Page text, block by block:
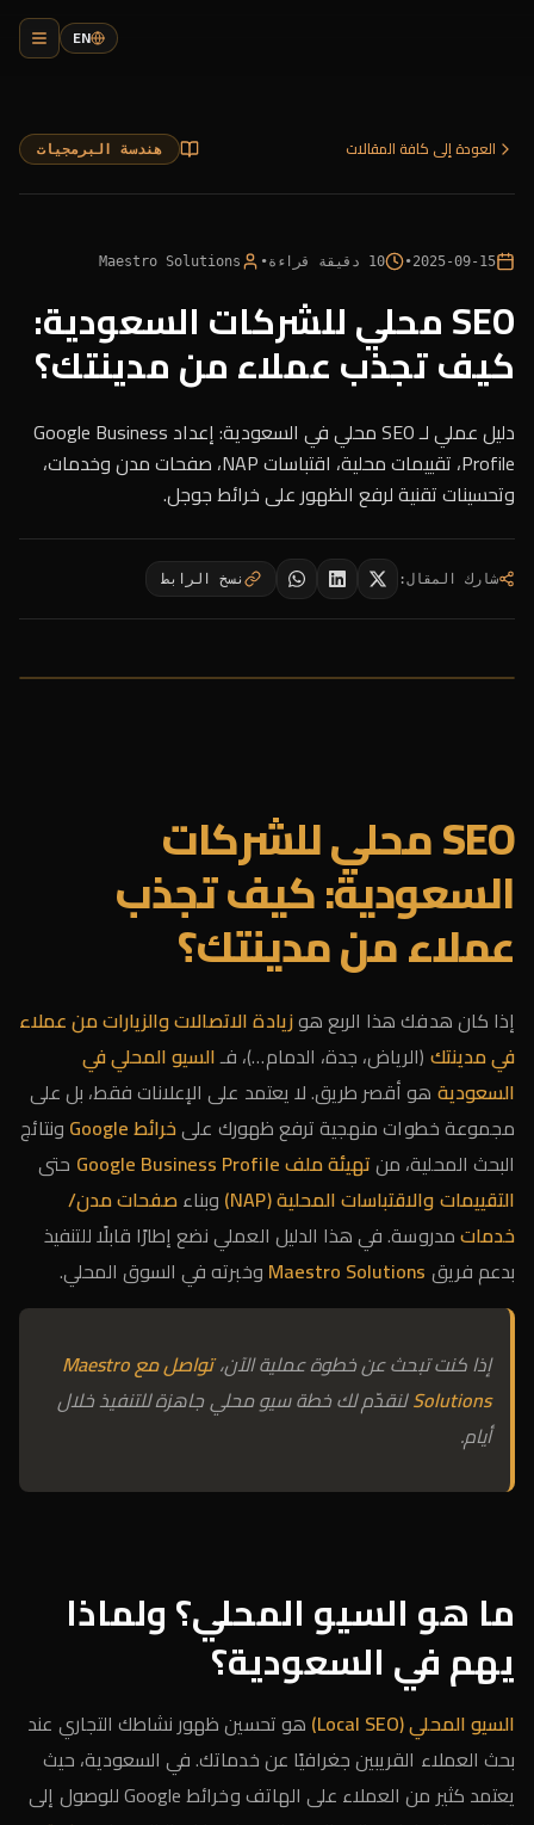
EN
العودة إلى كافة المقالات هندسة البرمجيات
2025-09-15
•
10 دقيقة قراءة•
Maestro Solutions
SEO محلي للشركات السعودية:
كيف تجذب عملاء من مدينتك؟
دليل عملي لـ SEO محلي في السعودية: إعداد Google Business
Profile، تقييمات محلية، اقتباسات NAP، صفحات مدن وخدمات،
وتحسينات تقنية لرفع الظهور على خرائط جوجل.
شارك المقال: نسخ الرابط
SEO محلي للشركات
السعودية: كيف تجذب
عملاء من مدينتك؟
إذا كان هدفك هذا الربع هوزيادة الاتصالات والزيارات من عملاء
في مدينتك (الرياض، جدة، الدمام…)، فـالسيو المحلي في
السعودية هو أقصر طريق. لا يعتمد على الإعلانات فقط، بل على
مجموعة خطوات منهجية ترفع ظهورك علىخرائط Google
ونتائج
البحث المحلية، منتهيئة ملف Google Business Profile
حتى
التقييمات والاقتباسات المحلية (NAP)
وبناءصفحات مدن/
خدماتمدروسة. في هذا الدليل العملي نضع إطارًا قابلًا للتنفيذ
بدعم فريق Maestro Solutions وخبرته في السوق المحلي.
إذا كنت تبحث عن خطوة عملية الآن،
تواصل مع Maestro
Solutionsلنقدّم لك خطة سيو محلي جاهزة للتنفيذ خلال
أيام.
ما هو السيو المحلي؟ ولماذا
يهم في السعودية؟
السيو المحلي (Local SEO)
هو تحسين ظهور نشاطك التجاري عند
بحث العملاء القريبين جغرافيًا عن خدماتك. في السعودية، حيث
يعتمد كثير من العملاء على الهاتف وخرائط Google للوصول إلى